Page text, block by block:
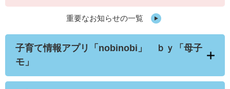
重要なお知らせの一覧
子育て情報アプリ「nobinobi」 ｂｙ「母子
モ」